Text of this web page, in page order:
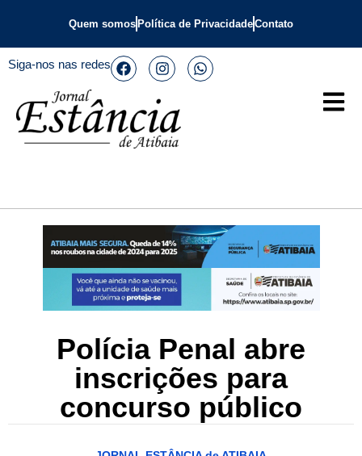
Quem somos Política de PrivacidadeContato
Siga-nos nas redes
Polícia Penal abre
inscrições para
concurso público